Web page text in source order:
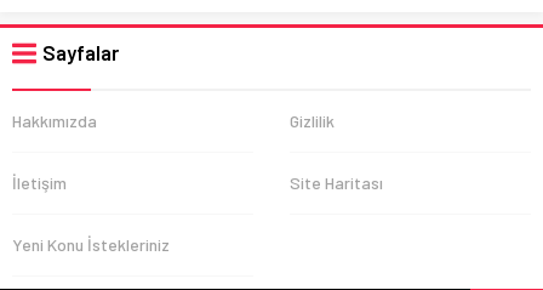
Sayfalar
Hakkımızda Gizlilik
İletişim Site Haritası
Yeni Konu İstekleriniz